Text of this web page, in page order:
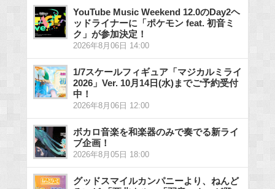
YouTube Music Weekend 12.0のDay2ヘ
ッドライナーに「ポケモン feat. 初音ミ
ク」が参加決定！
2026年8月06日 14:00
1/7スケールフィギュア「マジカルミライ
2026」Ver. 10月14日(水)までご予約受付
中！
2026年8月06日 12:00
ボカロ音楽を和楽器のみで奏でる新ライ
ブ企画！
2026年8月05日 18:00
グッドスマイルカンパニーより、ねんど